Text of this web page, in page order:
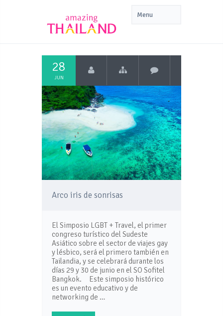
28
JUN
Arco iris de sonrisas
El Simposio LGBT + Travel, el primer
congreso turístico del Sudeste
Asiático sobre el sector de viajes gay
y lésbico, será el primero también en
Tailandia, y se celebrará durante los
días 29 y 30 de junio en el SO Sofitel
Bangkok. Este simposio histórico
es un evento educativo y de
networking de …